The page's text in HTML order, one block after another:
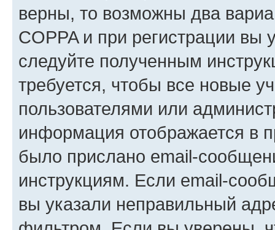
верны, то возможны два
COPPA и при регистрации вы
следуйте полученным
требуется, чтобы все новые
пользователями или
информация отображается в
было прислано email-
инструкциям. Если email-
вы указали неправильный